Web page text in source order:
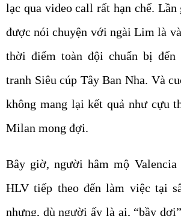
lạc qua video call rất hạn chế. Lần
được nói chuyện với ngài Lim là
thời điểm toàn đội chuẩn bị đến
tranh Siêu cúp Tây Ban Nha. Và
không mang lại kết quả như cựu
Milan mong đợi.
Bây giờ, người hâm mộ
HLV tiếp theo đến làm việc tại
nhưng, dù người ấy là ai, “bầy